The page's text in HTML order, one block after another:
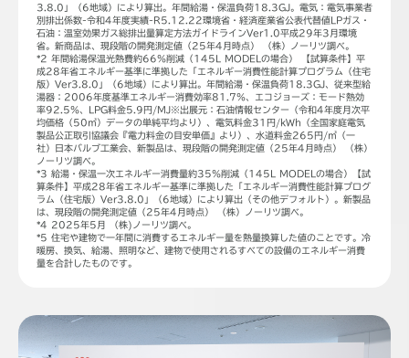
3.8.0」（6地域）により算出。年間給湯・保温負荷18.3GJ。電気：電気事業者
別排出係数-令和4年度実績-R5.12.22環境省・経済産業省公表代替値LPガス・
石油：温室効果ガス総排出量算定方法ガイドラインVer1.0平成29年3月環境
省。新商品は、現段階の開発測定値（25年4月時点） （株）ノーリツ調べ。
*2 年間給湯保温光熱費約66％削減（145L MODELの場合） 【試算条件】平
成28年省エネルギー基準に準拠した「エネルギー消費性能計算プログラム（住宅
版）Ver3.8.0」（6地域）により算出。年間給湯・保温負荷18.3GJ、従来型給
湯器：2006年度基準エネルギー消費効率81.7％、エコジョーズ：モード熱効
率92.5％、LPG料金5.9円/MJ※出展元：石油情報センター（令和4年度月次平
均価格（50㎥）データの単純平均より）、電気料金31円/kWh（全国家庭電気
製品公正取引協議会『電力料金の目安単価』より）、水道料金265円/㎥（一
社）日本バルブ工業会、新製品は、現段階の開発測定値（25年4月時点） （株）
ノーリツ調べ。
*3 給湯・保温一次エネルギー消費量約35％削減（145L MODELの場合）【試
算条件】平成28年省エネルギー基準に準拠した「エネルギー消費性能計算プログ
ラム（住宅版）Ver3.8.0」（6地域）により算出（その他デフォルト）。新製品
は、現段階の開発測定値（25年4月時点） （株）ノーリツ調べ。
*4 2025年5月 （株)ノーリツ調べ。
*5 住宅や建物で一年間に消費するエネルギー量を熱量換算した値のことです。冷
暖房、換気、給湯、照明など、建物で使用されるすべての設備のエネルギー消費
量を合計したものです。